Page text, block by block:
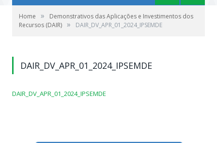
Home »
Demonstrativos das Aplicações e Investimentos dos
Recursos (DAIR) » DAIR_DV_APR_01_2024_IPSEMDE
DAIR_DV_APR_01_2024_IPSEMDE
DAIR_DV_APR_01_2024_IPSEMDE